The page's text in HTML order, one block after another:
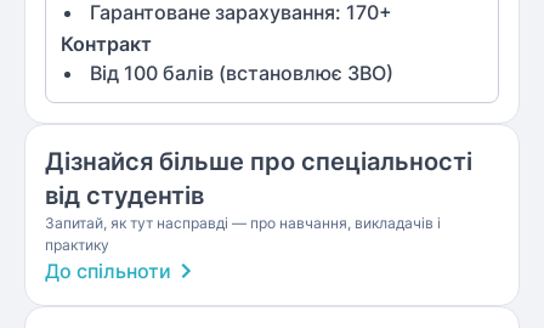
Гарантоване зарахування: 170+
Контракт
Від 100 балів (встановлює ЗВО)
Дізнайся більше про спеціальності
від студентів
Запитай, як тут насправді — про навчання, викладачів і
практику
До спільноти